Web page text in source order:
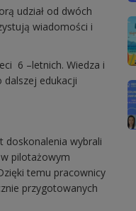
udział od dwóch
wiadomości i
6 –letnich. Wiedza i
edukacji
doskonalenia wybrali
pilotażowym
temu pracownicy
przygotowanych